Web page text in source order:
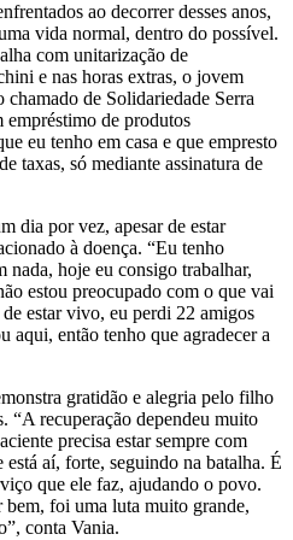
ao decorrer desses anos,
vida normal, dentro do possível.
com unitarização de
e nas horas extras, o jovem
de Solidariedade Serra
de produtos
eu tenho em casa e que empresto
taxas, só mediante assinatura de
dia por vez, apesar de estar
à doença. “Eu tenho
nada, hoje eu consigo trabalhar,
estou preocupado com o que vai
estar vivo, eu perdi 22 amigos
aqui, então tenho que agradecer a
gratidão e alegria pelo filho
“A recuperação dependeu muito
precisa estar sempre com
aí, forte, seguindo na batalha. É
que ele faz, ajudando o povo.
bem, foi uma luta muito grande,
conta Vania.